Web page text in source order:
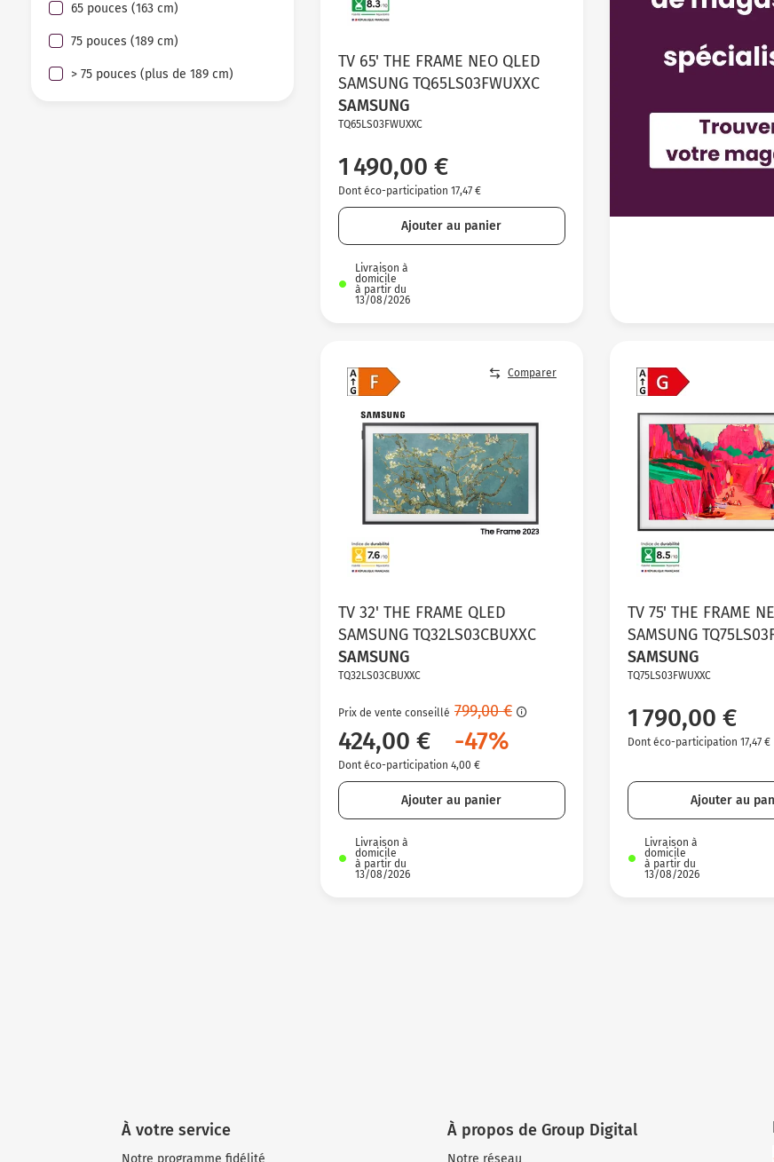
65 pouces (163 cm)
75 pouces (189 cm)
> 75 pouces (plus de 189 cm)
TV 65' THE FRAME NEO QLED
SAMSUNG TQ65LS03FWUXXC
SAMSUNG
TQ65LS03FWUXXC
1 490,00 €
Dont éco-participation 17,47 €
Ajouter au panier
Livraison à
domicile
à partir du
13/08/2026
Comparer
TV 32' THE FRAME QLED
SAMSUNG TQ32LS03CBUXXC
SAMSUNG
TQ32LS03CBUXXC
Prix de vente conseillé 799,00 €
424,00 € -47%
Dont éco-participation 4,00 €
Ajouter au panier
Livraison à
domicile
à partir du
13/08/2026
TV 75' THE FRAME
SAMSUNG
SAMSUNG
TQ75LS03FWUXXC
1 790,00 €
Dont éco-participation 17,47 €
Ajouter au
Livraison à
domicile
à partir du
13/08/2026
À votre service
Notre programme fidélité
À propos de Group Digital
Notre réseau